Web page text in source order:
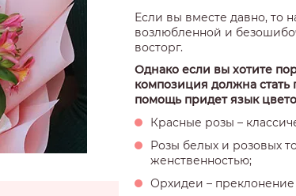
Если вы вместе давно, то
возлюбленной и
восторг.
Однако если вы хотите
композиция должна
помощь придет язык
Красные розы –
Розы белых и розовых
женственностью;
Орхидеи –